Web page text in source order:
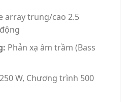
array trung/cao 2.5
Phản xạ âm trầm (Bass
W, Chương trình 500